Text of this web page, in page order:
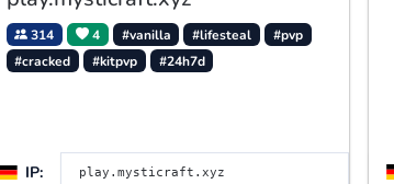
314 4 #vanilla #lifesteal
#pvp
#cracked
#kitpvp #24h7d
IP: